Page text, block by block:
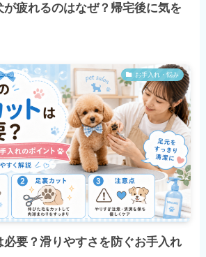
が疲れるのはなぜ？帰宅後に気を
お手入れ・悩み
必要？滑りやすさを防ぐお手入れ